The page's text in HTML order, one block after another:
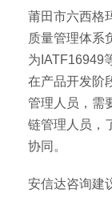
莆田市六西格
质量管理体系
为IATF16949
在产品开发阶
管理人员，需
链管理人员，
协同。
安信达咨询建